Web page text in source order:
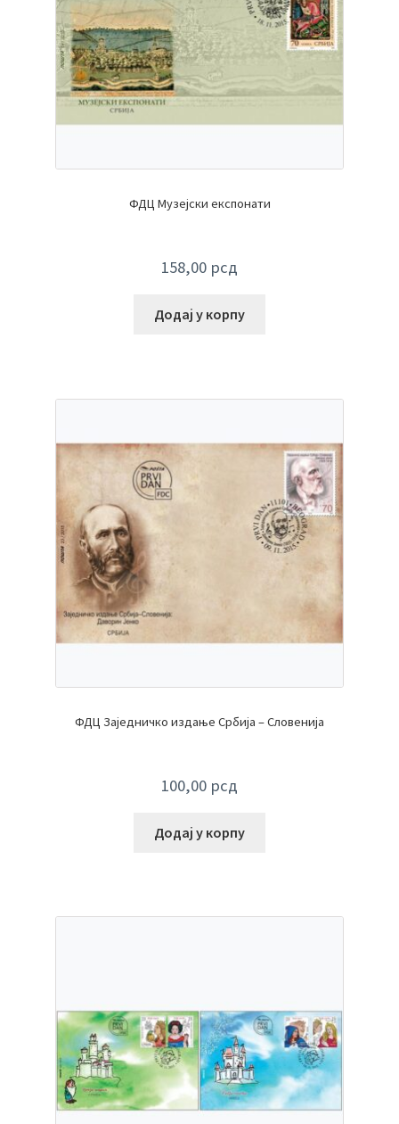
ФДЦ Музејски експонати
158,00 рсд
Додај у корпу
ФДЦ Заједничко издање Србија – Словенија
100,00 рсд
Додај у корпу